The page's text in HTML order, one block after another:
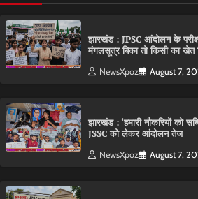
झारखंड : JPSC आंदोलन के
मंगलसूत्र बिका तो किसी का खेत
NewsXpoz August 7,
झारखंड : ‘हमारी नौकरियों को
JSSC को लेकर आंदोलन तेज
NewsXpoz August 7,